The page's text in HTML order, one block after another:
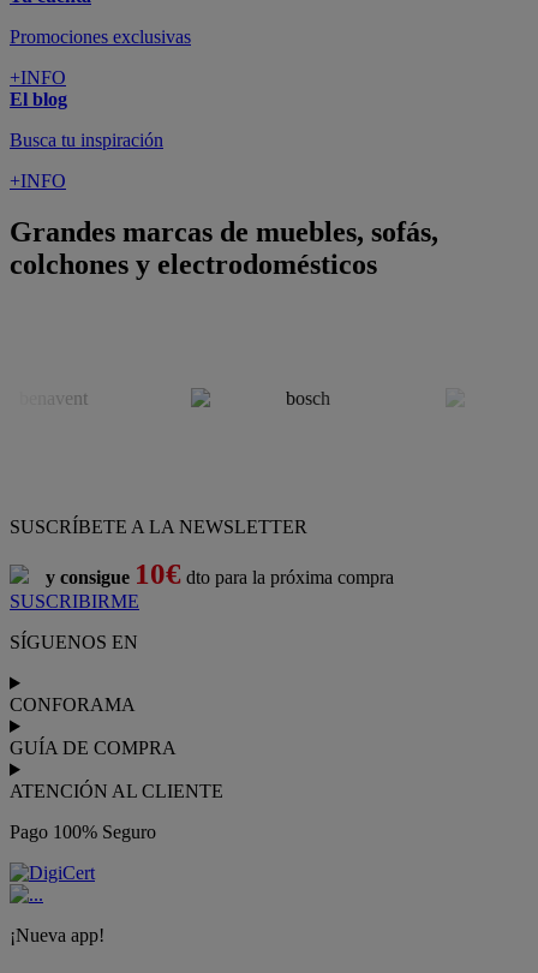
Promociones exclusivas
+INFO
El blog
Busca tu inspiración
+INFO
Grandes marcas de muebles, sofás,
colchones y electrodomésticos
SUSCRÍBETE A LA NEWSLETTER
y consigue 10€ dto para la próxima compra
SUSCRIBIRME
SÍGUENOS EN
CONFORAMA
GUÍA DE COMPRA
ATENCIÓN AL CLIENTE
Pago 100% Seguro
¡Nueva app!